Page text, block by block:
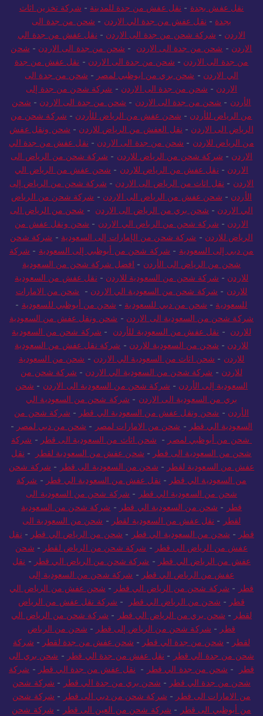
نقل عفش بجدة - نقل عفش من جدة للمدينة - شركة تخزين اثاث
بجدة - نقل عفش من جدة الي الاردن - شحن من جدة الى
الاردن - شركة شحن من جدة الى الاردن - نقل عفش من جدة الي
الاردن - شحن من جدة الى الاردن - شحن من جدة الى الاردن - شحن
من جدة الى الاردن - شحن من جدة الى الاردن - نقل عفش من جدة
الي الاردن - شحن بري من ابوظبي لمصر - شحن من جدة الى
الاردن - شحن من جدة الى الاردن - شركة شحن من جدة إلى
الأردن - شحن من جدة الى الاردن - شحن من جدة الى الاردن - شحن
من الرياض للأردن - شحن عفش من الرياض للأردن - شركة شحن من
الرياض الى الاردن - نقل العفش من الرياض للاردن - شحن ونقل عفش
من الرياض للاردن - شحن من جدة الى الاردن - نقل عفش من جدة الي
الاردن - شركة شحن من الرياض للاردن - شركة شحن من الرياض الى
الاردن - نقل عفش من الرياض للاردن - شحن عفش من الرياض الي
الاردن - نقل اثاث من الرياض الى الاردن - شركة شحن من الرياض إلى
الأردن - شحن عفش من الرياض الى الاردن - شركة شحن من الرياض
الي الاردن - شحن بري من الرياض الى الاردن - شحن من الرياض الى
الاردن - شركة شحن من الرياض الي الاردن - شحن ونقل عفش من
الرياض للاردن - شركة شحن من الإمارات إلى السعودية - شركة شحن
من دبي إلى السعودية - شركة شحن من أبوظبي إلى السعودية - شركة
شحن من الرياض الى الأردن - افضل شركة شحن من السعودية
للاردن - شركة شحن من السعودية للاردن - نقل عفش من السعودية
للاردن - شركة شحن من السعودية الي الاردن - شحن من الامارات
للسعودية - شحن من دبي للسعودية - شحن من أبوظبي للسعودية -
شركة شحن من السعودية الى الاردن - شحن ونقل عفش من السعودية
للاردن - نقل عفش من السعودية للأردن - شركة شحن من السعودية
للاردن - شحن من السعودية للاردن - شركة نقل عفش من السعودية
للاردن - شحن اثاث من السعودية الي الاردن - شحن من السعودية
للاردن - شركة شحن من السعودية الي الاردن - شركة شحن من
السعودية إلى الأردن - شركة شحن من السعودية الى الاردن - شحن
بري من السعودية الى الاردن - شركة شحن من السعودية الي
الأردن - شحن ونقل عفش من السعودية الي قطر - شركة شحن من
السعودية الي قطر - شحن من الامارات لمصر - شحن من دبي لمصر -
شحن من أبوظبي لمصر - شحن اثاث من السعودية الى قطر - شركة
شحن من السعودية الى قطر - شحن عفش من السعودية لقطر - نقل
عفش من السعودية لقطر - شحن من السعودية الى قطر - شركة شحن
من السعودية الي قطر - نقل عفش من السعودية الي قطر - شركة
شحن من السعودية الي قطر - شركة شحن من السعودية الى
قطر - شحن من السعودية الي قطر - شركة شحن من السعودية
لقطر - نقل عفش من السعودية لقطر - شحن من السعودية الى
قطر - شحن من السعودية الي قطر - شحن من الرياض الي قطر - نقل
عفش من الرياض الي قطر - شركة شحن من الرياض لقطر - شحن
عفش من الرياض الي قطر - شركة شحن من الرياض الي قطر - نقل
عفش من الرياض الي قطر - شركة شحن من السعودية إلى
قطر - شركة شحن من الرياض الي قطر - شحن عفش من الرياض الي
قطر - شحن من الرياض الي قطر - شركة نقل عفش من الرياض
لقطر - شحن بري من الرياض الي قطر - شركة شحن من الرياض الي
قطر - شركة شحن من الرياض إلى قطر - شحن من الرياض
لقطر - شحن من جدة الي قطر - شحن عفش من جدة لقطر - شركة
شحن من جدة الي قطر - نقل عفش من جدة الي قطر - شحن بري الى
قطر
- شحن من جدة الي قطر - نقل عفش من جدة الي قطر - شركة
شحن من جدة الي قطر - شحن بري من جدة الي قطر - شركة شحن
من الامارات الى قطر - شركة شحن من دبي الى قطر - شركة شحن
من أبوظبي الى قطر - شركة شحن من العين الى قطر - شركة شحن